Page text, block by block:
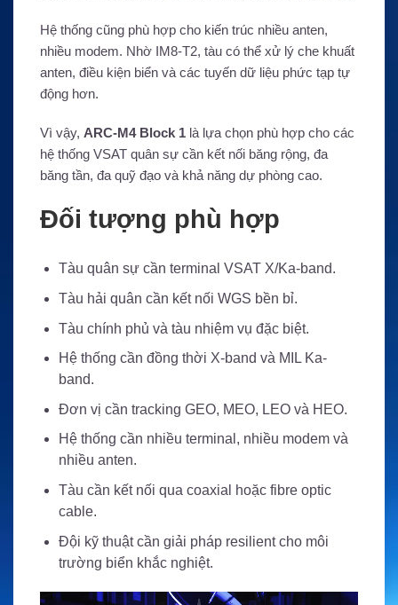
Hệ thống cũng phù hợp cho kiến trúc nhiều anten,
nhiều modem. Nhờ IM8-T2, tàu có thể xử lý che khuất
anten, điều kiện biển và các tuyến dữ liệu phức tạp tự
động hơn.
Vì vậy, ARC-M4 Block 1 là lựa chọn phù hợp cho các
hệ thống VSAT quân sự cần kết nối băng rộng, đa
băng tần, đa quỹ đạo và khả năng dự phòng cao.
Đối tượng phù hợp
Tàu quân sự cần terminal VSAT X/Ka-band.
Tàu hải quân cần kết nối WGS bền bỉ.
Tàu chính phủ và tàu nhiệm vụ đặc biệt.
Hệ thống cần đồng thời X-band và MIL Ka-
band.
Đơn vị cần tracking GEO, MEO, LEO và HEO.
Hệ thống cần nhiều terminal, nhiều modem và
nhiều anten.
Tàu cần kết nối qua coaxial hoặc fibre optic
cable.
Đội kỹ thuật cần giải pháp resilient cho môi
trường biển khắc nghiệt.
Trình